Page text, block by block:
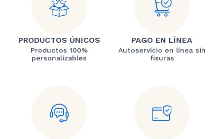
PRODUCTOS ÚNICOS
Productos 100%
personalizables
PAGO EN LÍNEA
Autoservicio en línea sin
fisuras